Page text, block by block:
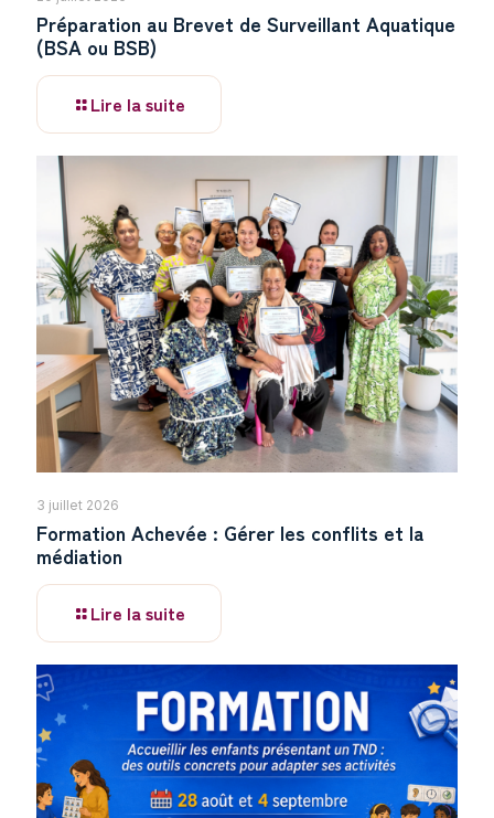
Préparation au Brevet de Surveillant Aquatique
(BSA ou BSB)
Lire la suite
3 juillet 2026
Formation Achevée : Gérer les conflits et la
médiation
Lire la suite